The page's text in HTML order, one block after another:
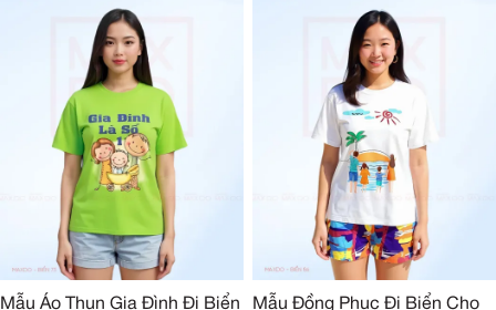
Mẫu Áo Thun Gia Đình Đi Biển Mẫu Đồng Phục Đi Biển Cho